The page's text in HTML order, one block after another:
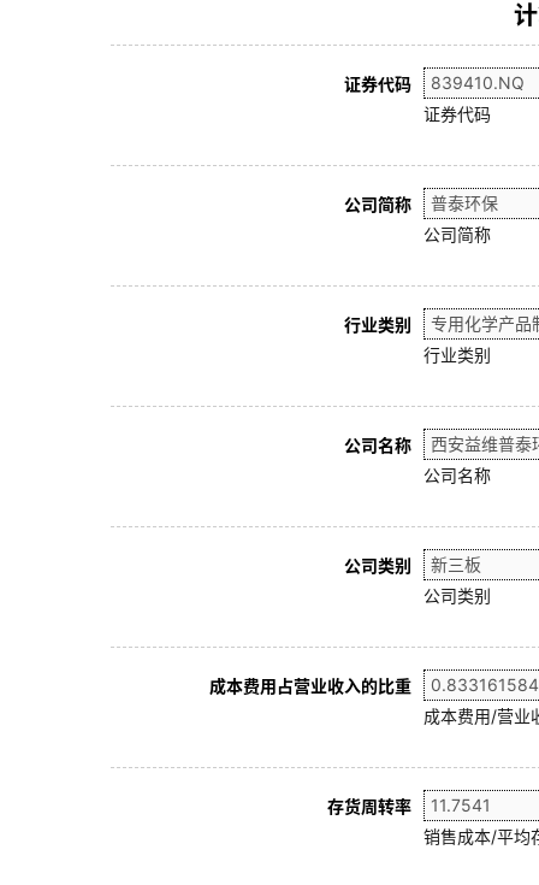
证券代码
证券代码
公司简称
公司简称
行业类别
行业类别
公司名称
公司名称
公司类别
公司类别
成本费用占营业收入的比重
成本费用/营业
存货周转率
销售成本/平均